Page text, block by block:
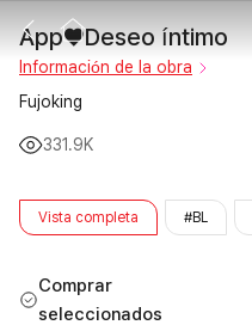
App♥Deseo íntimo
Información de la obra
Fujoking
331.9K
Vista completa #BL
Comprar
seleccionados